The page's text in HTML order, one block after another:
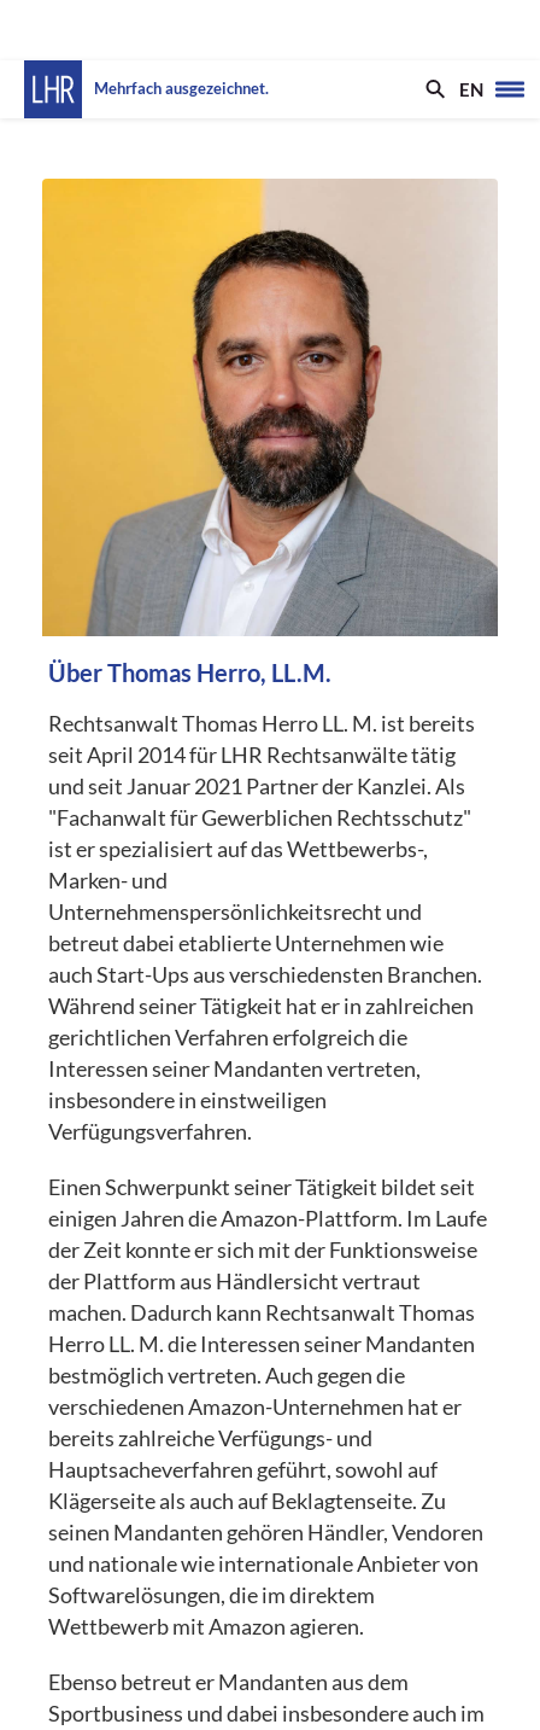
Mehrfach ausgezeichnet. EN
Über Thomas Herro, LL.M.
Rechtsanwalt Thomas Herro LL. M. ist bereits
seit April 2014 für LHR Rechtsanwälte tätig
und seit Januar 2021 Partner der Kanzlei. Als
"Fachanwalt für Gewerblichen Rechtsschutz"
ist er spezialisiert auf das Wettbewerbs-,
Marken- und
Unternehmenspersönlichkeitsrecht und
betreut dabei etablierte Unternehmen wie
auch Start-Ups aus verschiedensten Branchen.
Während seiner Tätigkeit hat er in zahlreichen
gerichtlichen Verfahren erfolgreich die
Interessen seiner Mandanten vertreten,
insbesondere in einstweiligen
Verfügungsverfahren.
Einen Schwerpunkt seiner Tätigkeit bildet seit
einigen Jahren die Amazon-Plattform. Im Laufe
der Zeit konnte er sich mit der Funktionsweise
der Plattform aus Händlersicht vertraut
machen. Dadurch kann Rechtsanwalt Thomas
Herro LL. M. die Interessen seiner Mandanten
bestmöglich vertreten. Auch gegen die
verschiedenen Amazon-Unternehmen hat er
bereits zahlreiche Verfügungs- und
Hauptsacheverfahren geführt, sowohl auf
Klägerseite als auch auf Beklagtenseite. Zu
seinen Mandanten gehören Händler, Vendoren
und nationale wie internationale Anbieter von
Softwarelösungen, die im direktem
Wettbewerb mit Amazon agieren.
Ebenso betreut er Mandanten aus dem
Sportbusiness und dabei insbesondere auch im